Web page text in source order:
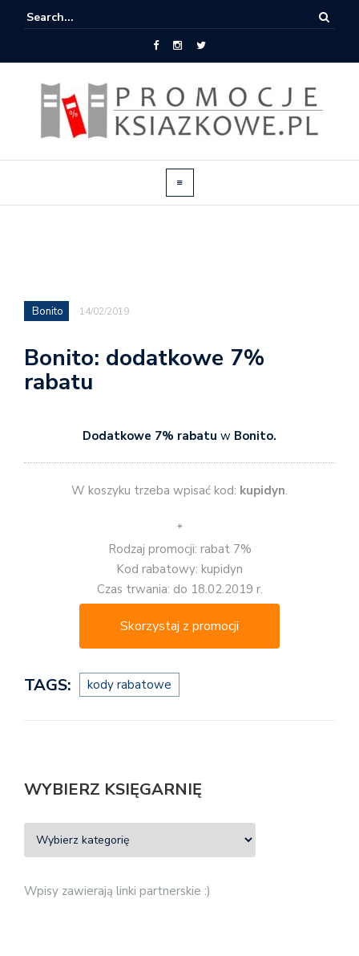
Bonito 14/02/2019
Bonito: dodatkowe 7%
rabatu
Dodatkowe 7% rabatu w Bonito.
W koszyku trzeba wpisać kod: kupidyn.
*
Rodzaj promocji: rabat 7%
Kod rabatowy: kupidyn
Czas trwania: do 18.02.2019 r.
Skorzystaj z promocji
TAGS: kody rabatowe
WYBIERZ KSIĘGARNIĘ
Wpisy zawierają linki partnerskie :)